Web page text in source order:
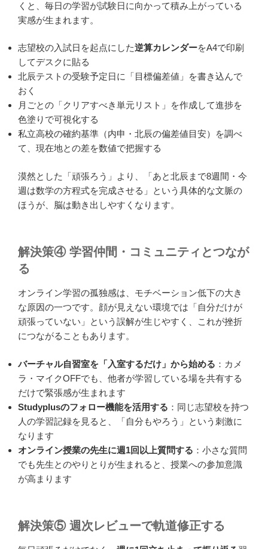
くと、毎日の学習が試験日に向かって積み上がっている
実感が生まれます。
志望校の入試日を起点にした逆算カレンダーをA4で印刷
してデスクに貼る
北辰テストの受験予定日に「目標偏差値」を書き込んで
おく
月ごとの「クリアすべき単元リスト」を作成して進捗を
色塗りで可視化する
私立高校の確約基準（内申・北辰の偏差値目安）を調べ
て、現在地との差を数値で把握する
漠然とした「頑張ろう」より、「あと北辰まで8週間・今
週は数学の方程式を完成させる」という具体的な文脈の
ほうが、脳は動き出しやすくなります。
解決策④ 学習仲間・コミュニティとつなが
る
オンライン学習の孤独感は、モチベーション低下の大き
な原因の一つです。顔が見えない環境では「自分だけが
頑張っていない」という誤解が生じやすく、これが挫折
につながることもあります。
バーチャル自習室を「入室するだけ」から始める ：カメ
ラ・マイクOFFでも、他者が学習している場を共有する
だけで緊張感が生まれます
Studyplusのフォロー機能を活用する ：同じ志望校を持つ
人の学習記録を見ると、「自分もやろう」という刺激に
なります
オンライン授業の先生に週1回以上質問する ：小さな質問
でも先生とのやりとりが生まれると、授業への参加意識
が高まります
解決策⑤ 週次レビューで軌道修正する